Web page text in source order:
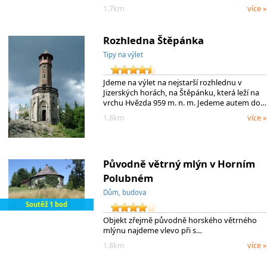
1.7km
více »
Rozhledna Štěpánka
Tipy na výlet
Jdeme na výlet na nejstarší rozhlednu v
Jizerských horách, na Štěpánku, která leží na
vrchu Hvězda 959 m. n. m. Jedeme autem do…
1.8km
více »
Soutěž 1 bod
Původně větrný mlýn v Horním
Polubném
Dům, budova
Objekt zřejmě původně horského větrného
mlýnu najdeme vlevo při s…
1.8km
více »